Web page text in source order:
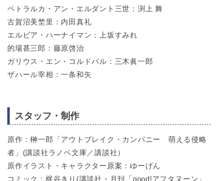
ペトラルカ・アン・エルダント三世：渕上 舞
古賀沼美埜里：内田真礼
エルビア・ハーナイマン：上坂すみれ
的場甚三郎：藤原啓治
ガリウス・エン・コルドバル：三木眞一郎
ザハール宰相：一条和矢
スタッフ・制作
原作：榊一郎「アウトブレイク・カンパニー 萌える侵略
者」(講談社ラノベ文庫／講談社）
原作イラスト・キャラクター原案：ゆーげん
コミック：梶谷きり(講談社・月刊「good!アフタヌーン」